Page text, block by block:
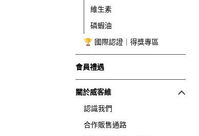
維生素
磷蝦油
🏆 國際認證｜得獎專區
會員禮遇
關於威客維
認識我們
合作販售通路